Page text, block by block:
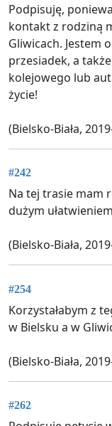
Podpisuję,
kontakt z rodziną
Gliwicach. Jestem
przesiadek, a
kolejowego lub
życie!
(Bielsko-Biała,
#242
Na tej trasie mam
dużym
(Bielsko-Biała,
#254
Korzystałabym z
w Bielsku a w
(Bielsko-Biała,
#262